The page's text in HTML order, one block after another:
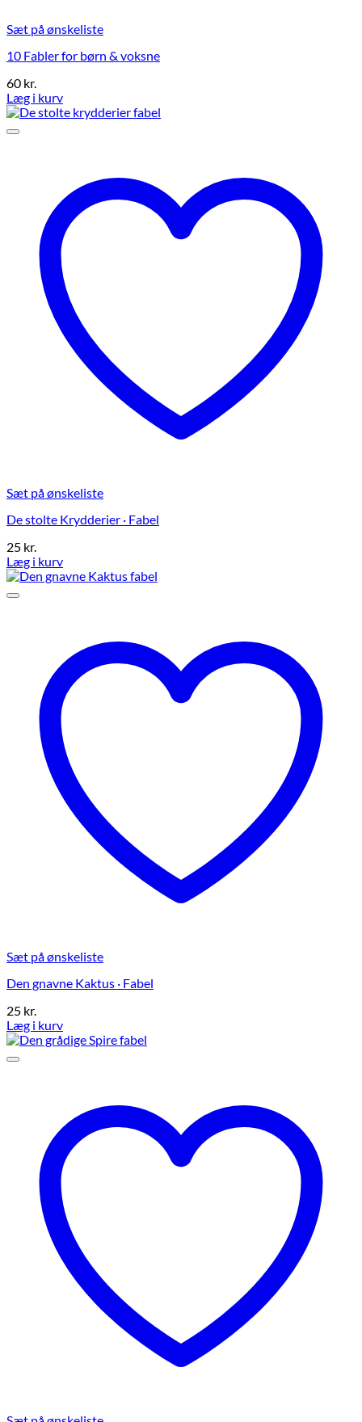
Sæt på ønskeliste
10 Fabler for børn & voksne
60 kr.
Læg i kurv
Sæt på ønskeliste
De stolte Krydderier · Fabel
25 kr.
Læg i kurv
Sæt på ønskeliste
Den gnavne Kaktus · Fabel
25 kr.
Læg i kurv